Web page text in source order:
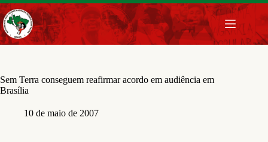
Pular
para
o
conteúdo
Sem Terra conseguem reafirmar acordo em audiência em
Brasília
10 de maio de 2007